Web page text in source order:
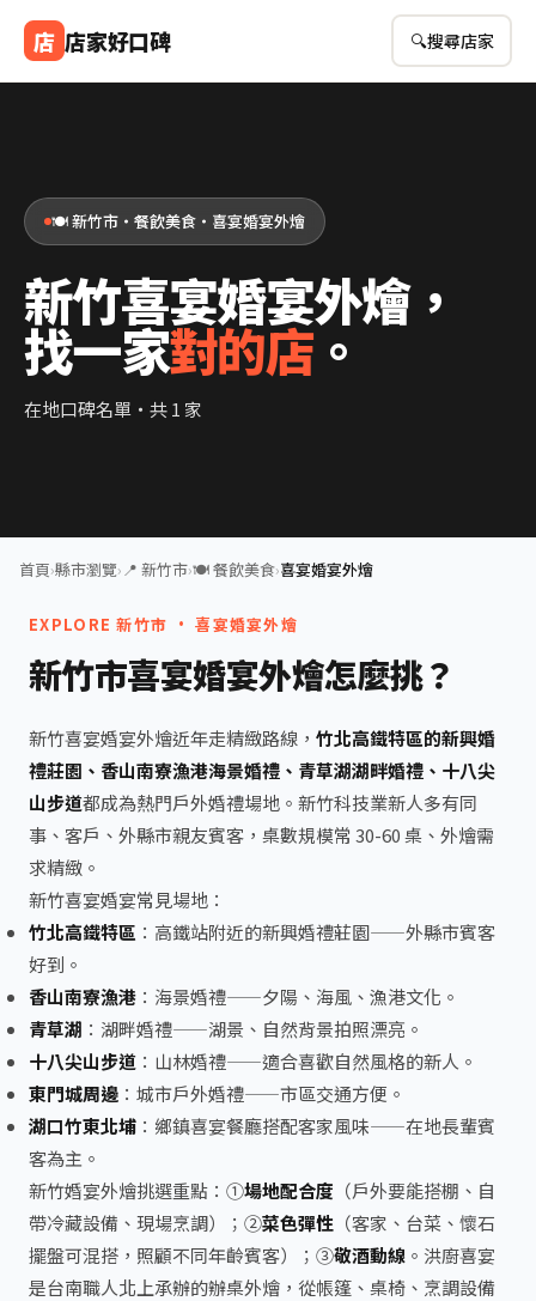
店 店家好口碑 🔍搜尋店家
🍽️ 新竹市・餐飲美食・喜宴婚宴外燴
新竹喜宴婚宴外燴，
找一家對的店。
在地口碑名單・共 1 家
首頁›縣市瀏覽›📍 新竹市›🍽️ 餐飲美食›喜宴婚宴外燴
EXPLORE 新竹市 · 喜宴婚宴外燴
新竹市喜宴婚宴外燴怎麼挑？
新竹喜宴婚宴外燴近年走精緻路線， 竹北高鐵特區的新興婚
禮莊園、香山南寮漁港海景婚禮、青草湖湖畔婚禮、十八尖
山步道都成為熱門戶外婚禮場地。新竹科技業新人多有同
事、客戶、外縣市親友賓客，桌數規模常 30-60 桌、外燴需
求精緻。
新竹喜宴婚宴常見場地：
竹北高鐵特區 ：高鐵站附近的新興婚禮莊園——外縣市賓客
好到。
香山南寮漁港 ：海景婚禮——夕陽、海風、漁港文化。
青草湖 ：湖畔婚禮——湖景、自然背景拍照漂亮。
十八尖山步道 ：山林婚禮——適合喜歡自然風格的新人。
東門城周邊 ：城市戶外婚禮——市區交通方便。
湖口竹東北埔 ：鄉鎮喜宴餐廳搭配客家風味——在地長輩賓
客為主。
新竹婚宴外燴挑選重點：①場地配合度 （戶外要能搭棚、自
帶冷藏設備、現場烹調）；②菜色彈性 （客家、台菜、懷石
擺盤可混搭，照顧不同年齡賓客）；③敬酒動線 。 洪廚喜宴
是台南職人北上承辦的辦桌外燴，從帳篷、桌椅、烹調設備